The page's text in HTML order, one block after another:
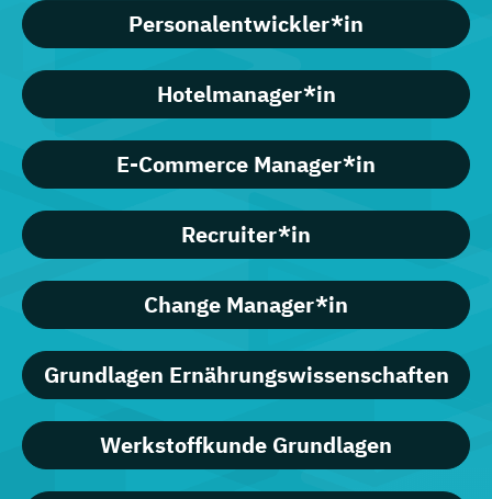
Personalentwickler*in
Hotelmanager*in
E-Commerce Manager*in
Recruiter*in
Change Manager*in
Grundlagen Ernährungswissenschaften
Werkstoffkunde Grundlagen